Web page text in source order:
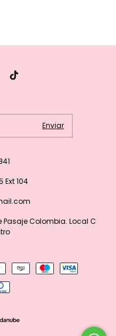
104
Colombia. Local C